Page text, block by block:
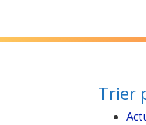
Trier